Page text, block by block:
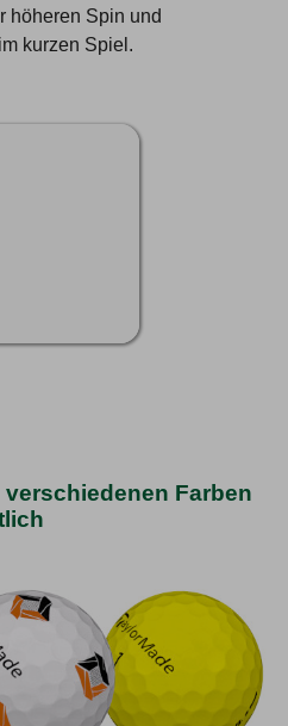
höheren Spin und
kurzen Spiel.
verschiedenen Farben